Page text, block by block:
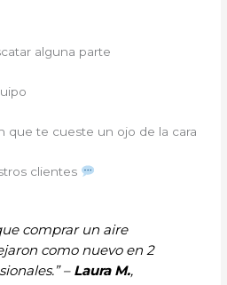
alguna parte
que te cueste un ojo de la cara
clientes
comprar un aire
como nuevo en 2
– Laura M.,